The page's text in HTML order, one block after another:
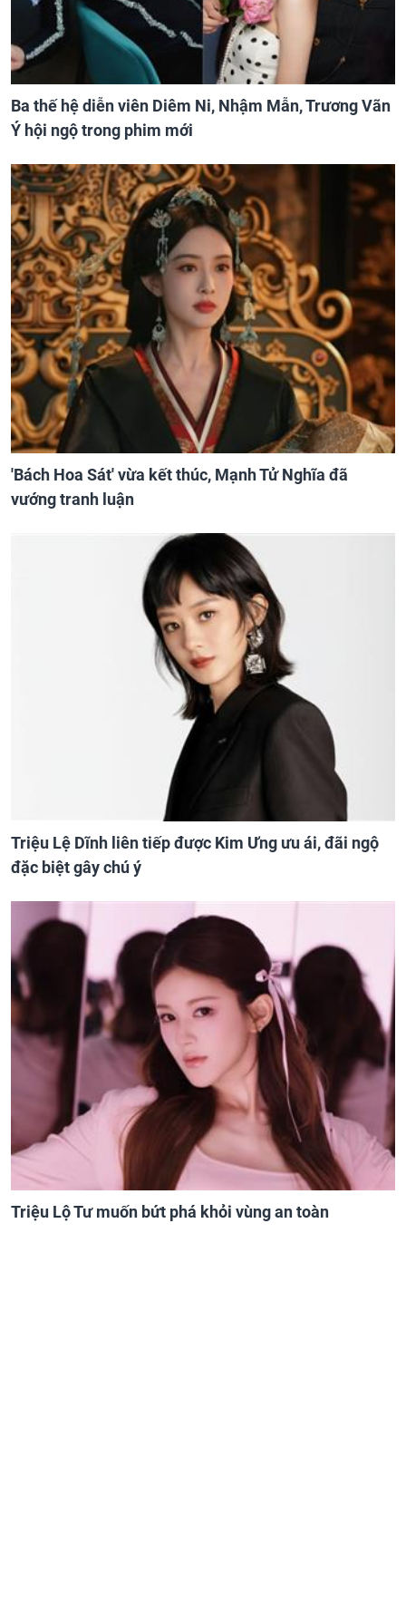
Ba thế hệ diễn viên Diêm Ni, Nhậm Mẫn, Trương Vãn
Ý hội ngộ trong phim mới
'Bách Hoa Sát' vừa kết thúc, Mạnh Tử Nghĩa đã
vướng tranh luận
Triệu Lệ Dĩnh liên tiếp được Kim Ưng ưu ái, đãi ngộ
đặc biệt gây chú ý
Triệu Lộ Tư muốn bứt phá khỏi vùng an toàn